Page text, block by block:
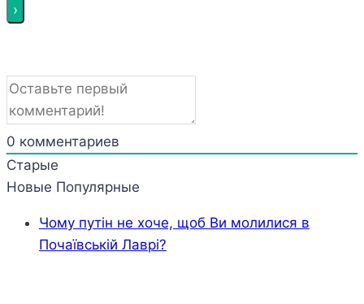
0 комментариев
Старые
Новые Популярные
Чому путін не хоче, щоб Ви молилися в
Почаївській Лаврі?